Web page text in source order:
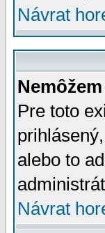
Návrat
Pre toto
alebo to
Návrat